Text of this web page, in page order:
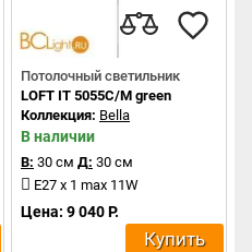
Потолочный светильник
LOFT IT 5055C/M green
Коллекция: Bella
В наличии
В: 30 см Д: 30 см
E27 x 1 max 11W
Цена: 9 040 Р.
Купить